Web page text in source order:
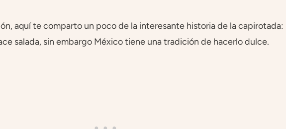
aquí te comparto un poco de la interesante historia de la capirotada:
salada, sin embargo México tiene una tradición de hacerlo dulce.